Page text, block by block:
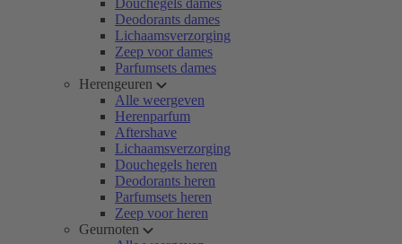
Douchegels dames
Deodorants dames
Lichaamsverzorging
Zeep voor dames
Parfumsets dames
Herengeuren
Alle weergeven
Herenparfum
Aftershave
Lichaamsverzorging
Douchegels heren
Deodorants heren
Parfumsets heren
Zeep voor heren
Geurnoten